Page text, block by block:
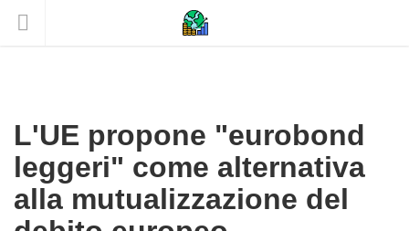
L'UE propone "eurobond
leggeri" come alternativa
alla mutualizzazione del